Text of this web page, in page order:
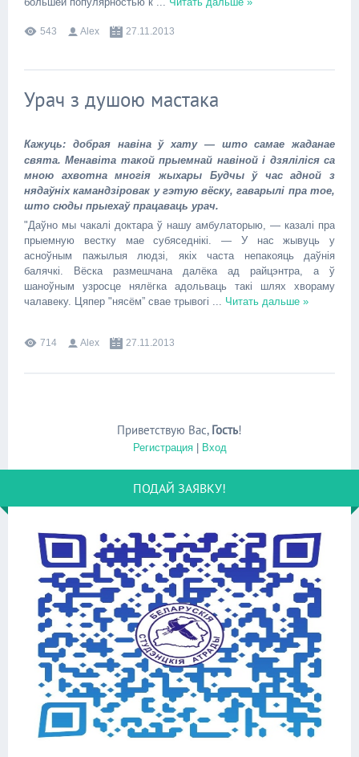
543 Alex 27.11.2013
Урач з душою мастака
Кажуць: добрая навіна ў хату — што самае жаданае
свята. Менавіта такой прыемнай навіной і дзяліліся са
мною ахвотна многія жыхары Будчы ў час адной з
нядаўніх камандзіровак у гэтую вёску, гаварылі пра тое,
што сюды прыехаў працаваць урач.
"Даўно мы чакалі доктара ў нашу амбулаторыю, — казалі пра
прыемную вестку мае субяседнікі. — У нас жывуць у
асноўным пажылыя людзі, якіх часта непакояць даўнія
балячкі. Вёска размешчана далёка ад райцэнтра, а ў
шаноўным узросце нялёгка адольваць такі шлях хвораму
чалавеку. Цяпер "нясём” свае трывогі ... Читать дальше »
714 Alex 27.11.2013
Приветствую Вас, Гость!
Регистрация| Вход
ПОДАЙ ЗАЯВКУ!